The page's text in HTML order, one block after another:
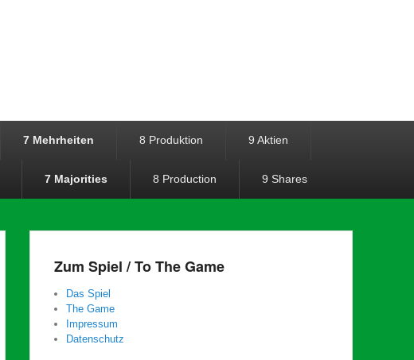
7 Mehrheiten 8 Produktion 9 Aktien
7 Majorities 8 Production 9 Shares
Zum Spiel / To The Game
Das Spiel
The Game
Impressum
Datenschutz